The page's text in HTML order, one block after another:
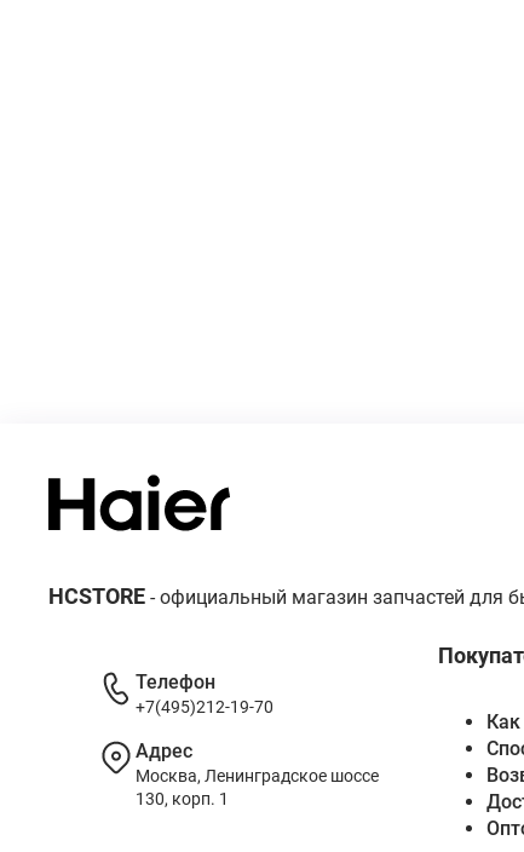
HCSTORE - официальный магазин запчастей для
Как
Телефон
+7(495)212-19-70
Адрес
Москва, Ленинградское шоссе
130, корп. 1